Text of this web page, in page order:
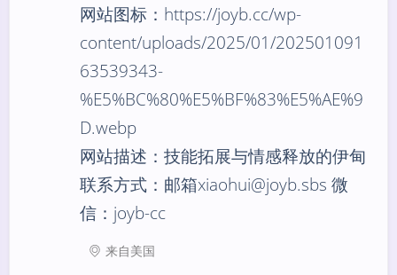
网站图标：https://joyb.cc/wp-
content/uploads/2025/01/202501091
63539343-
%E5%BC%80%E5%BF%83%E5%AE%9
D.webp
网站描述：技能拓展与情感释放的伊甸
联系方式：邮箱xiaohui@joyb.sbs 微
信：joyb-cc
来自美国